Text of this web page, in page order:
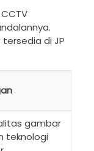
di JP
gambar
teknologi